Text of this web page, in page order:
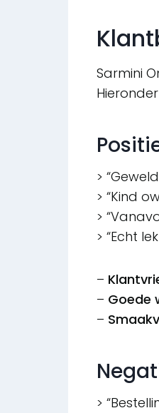
Sarmini
>
> “Kind
>
> “Echt
–
– Goede
–
>